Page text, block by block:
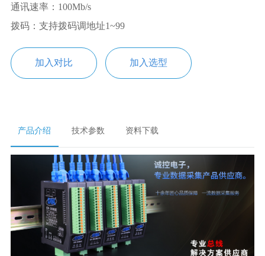
通讯速率：100Mb/s
拨码：支持拨码调地址1~99
加入对比 加入选型
产品介绍 技术参数 资料下载